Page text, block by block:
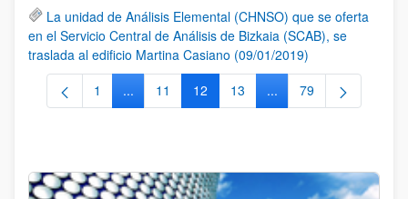
La unidad de Análisis Elemental (CHNSO) que se oferta
en el Servicio Central de Análisis de Bizkaia (SCAB), se
traslada al edificio Martina Casiano (09/01/2019)
Página
1 ...Páginas intermedias Use TAB para desplazarse.
Página
11 Página
12 Página
13 ...Páginas intermedias
Página
79